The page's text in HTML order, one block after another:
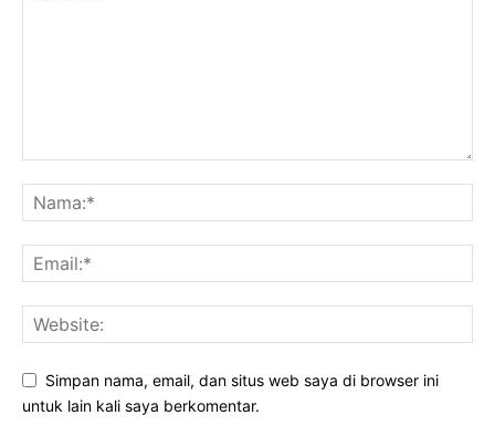
Simpan nama, email, dan situs web saya di browser ini
untuk lain kali saya berkomentar.